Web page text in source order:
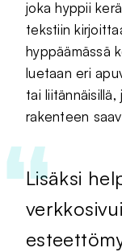
joka hyppii
tekstiin
hyppäämässä
luetaan eri
tai
rakenteen
Lisäksi